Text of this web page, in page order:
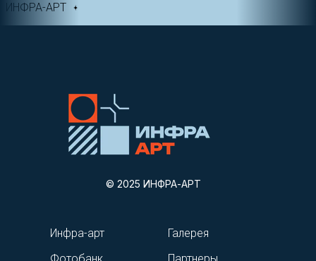
ИНФРА-АРТ
Галерея
Инфра-арт
© 2025 ИНФРА-АРТ